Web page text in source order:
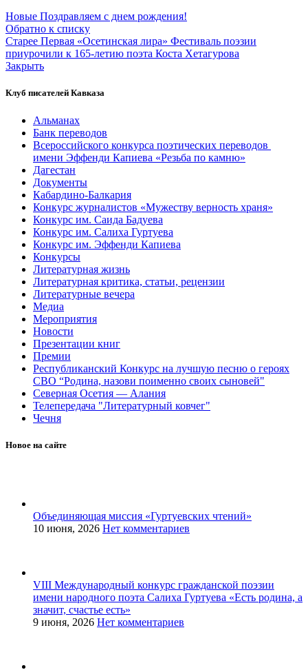
Новые Поздравляем с днем рождения!
Обратно к списку
Старее Первая «Осетинская лира» Фестиваль поэзии
приурочили к 165-летию поэта Коста Хетагурова
Закрыть
Клуб писателей Кавказа
Альманах
Банк переводов
Всероссийского конкурса поэтических переводов
имени Эффенди Капиева «Резьба по камню»
Дагестан
Документы
Кабардино-Балкария
Конкурс журналистов «Мужеству верность храня»
Конкурс им. Саида Бадуева
Конкурс им. Салиха Гуртуева
Конкурс им. Эффенди Капиева
Конкурсы
Литературная жизнь
Литературная критика, статьи, рецензии
Литературные вечера
Медиа
Мероприятия
Новости
Презентации книг
Премии
Республиканский Конкурс на лучшую песню о героях
СВО “Родина, назови поименно своих сыновей"
Северная Осетия — Алания
Телепередача "Литературный ковчег"
Чечня
Новое на сайте
Объединяющая миссия «Гуртуевских чтений»
10 июня, 2026 Нет комментариев
VIII Международный конкурс гражданской поэзии
имени народного поэта Салиха Гуртуева «Есть родина, а
значит, счастье есть»
9 июня, 2026 Нет комментариев